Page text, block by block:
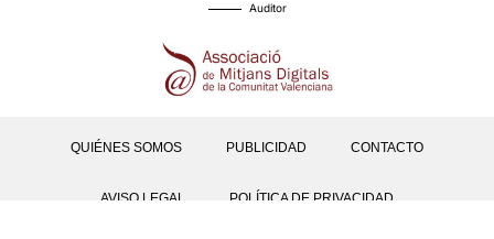
Auditor
QUIÉNES SOMOS PUBLICIDAD CONTACTO
AVISO LEGAL POLÍTICA DE PRIVACIDAD